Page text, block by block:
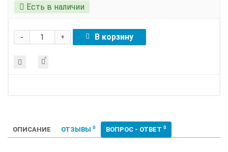
Есть в наличии
+
- В корзину
ОПИСАНИЕ ОТЗЫВЫ 0 ВОПРОС - ОТВЕТ 0